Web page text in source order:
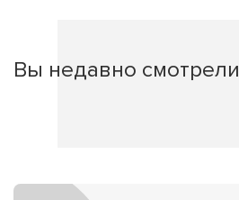
Вы недавно смотрели